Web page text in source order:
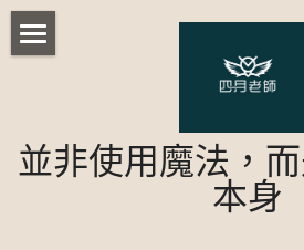
並非使用魔法，
本身
所有博客分類
歐比路老師課程